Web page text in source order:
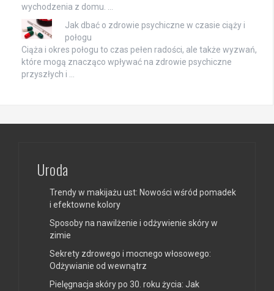
wychodzenia z domu. …
Jak dbać o zdrowie psychiczne w czasie ciąży i
połogu
Ciąża i okres połogu to czas pełen radości, ale także wyzwań,
które mogą znacząco wpływać na zdrowie psychiczne
przyszłych i …
Uroda
Trendy w makijażu ust: Nowości wśród pomadek
i efektowne kolory
Sposoby na nawilżenie i odżywienie skóry w
zimie
Sekrety zdrowego i mocnego włosowego:
Odżywianie od wewnątrz
Pielęgnacja skóry po 30. roku życia: Jak